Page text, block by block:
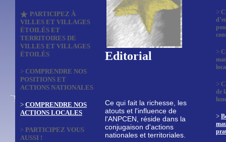
PARTICIPEZ À
VILLES ET VILLAGES
ÉTOILÉS ET
TERRITOIRES DE
VILLES ET VILLAGES
ÉTOILÉS
> COMPRENDRE NOS
POSITIONS ET
ACTIONS NATIONALES
> COMPRENDRE NOS
ACTIONS LOCALES
> PARTICIPEZ VOUS
AUSSI !
Editorial
Ce qui fait la richesse, les
atouts et l'influence de
l'ANPCEN, réside dans la
conjugaison d'actions
nationales et territoriales.
>
>
>
de
>